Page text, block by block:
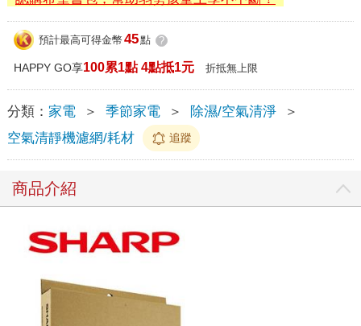
預計最高可得金幣 45點 ?
HAPPY GO享100累1點 4點抵1元 折抵無上限
分類： 家電 ＞ 季節家電 ＞ 除濕/空氣清淨
＞
空氣清靜機濾網/耗材
追蹤
商品介紹